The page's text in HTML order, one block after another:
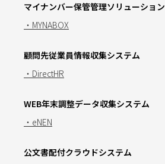
マイナンバー保管管理ソリューション
・MYNABOX
顧問先従業員情報収集システム
・DirectHR
WEB年末調整データ収集システム
・eNEN
公文書配付クラウドシステム